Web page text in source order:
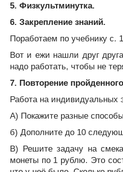
5. Физкультминутка.
6. Закрепление знаний.
Поработаем по учебнику
Вот и ежи нашли друг
надо работать, чтобы не
7. Повторение
Работа на индивидуальных
А) Покажите разные
б) Дополните до 10
В) Решите задачу на
монеты по 1 рублю. Это